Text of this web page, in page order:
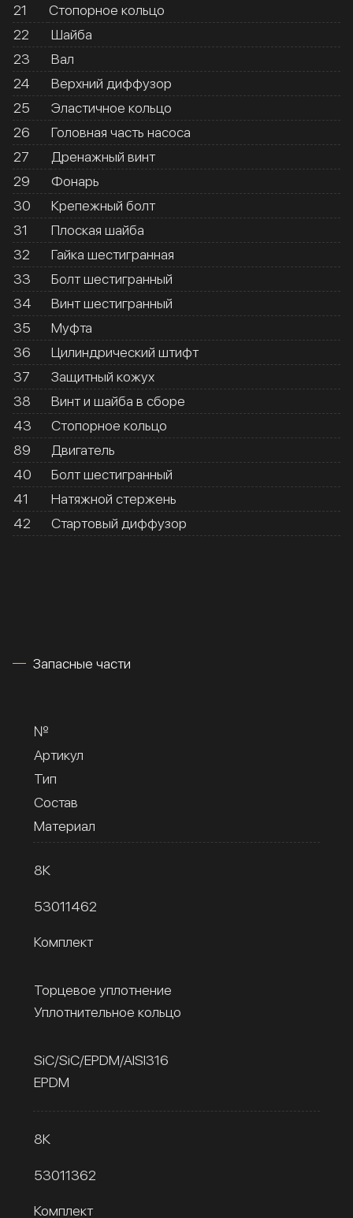
21
Стопорное кольцо
22
Шайба
23
Вал
24
Верхний диффузор
25
Эластичное кольцо
26
Головная часть насоса
27
Дренажный винт
29
Фонарь
30
Крепежный болт
31
Плоская шайба
32
Гайка шестигранная
33
Болт шестигранный
34
Винт шестигранный
35
Муфта
36
Цилиндрический штифт
37
Защитный кожух
38
Винт и шайба в сборе
43
Стопорное кольцо
89
Двигатель
40
Болт шестигранный
41
Натяжной стержень
42
Стартовый диффузор
Запасные части
№
Артикул
Тип
Состав
Материал
8К
53011462
Комплект
Торцевое уплотнение
Уплотнительное кольцо
SiC/SiC/EPDM/AISI316
EPDM
8К
53011362
Комплект